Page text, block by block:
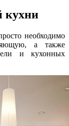
кухни
необходимо
а также
и кухонных